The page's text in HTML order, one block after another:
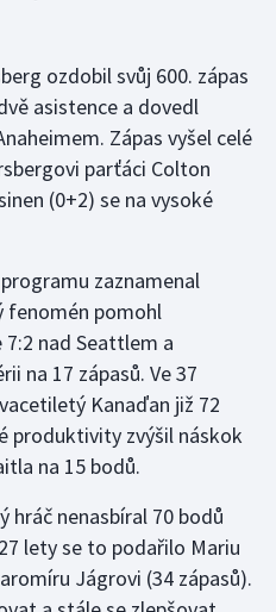
ozdobil svůj 600. zápas
asistence a dovedl
Zápas vyšel celé
parťáci Colton
(0+2) se na vysoké
zaznamenal
fenomén pomohl
nad Seattlem a
na 17 zápasů. Ve 37
Kanaďan již 72
produktivity zvýšil náskok
na 15 bodů.
hráč nenasbíral 70 bodů
lety se to podařilo Mariu
Jágrovi (34 zápasů).